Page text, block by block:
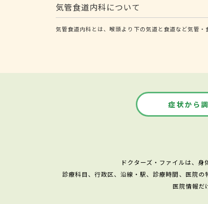
気管食道内科について
気管食道内科とは、喉頭より下の気道と食道など気管
症状から
ドクターズ・ファイルは、
診療科目、行政区、沿線・駅、診療時間、医院
医院情報だ